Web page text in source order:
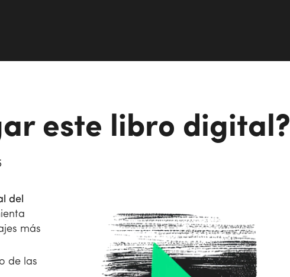
este libro digital?
del
más
de las